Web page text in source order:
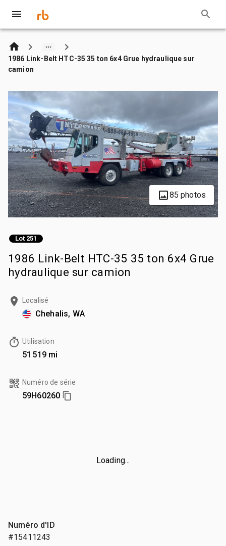
1986 Link-Belt HTC-35 35 ton 6x4 Grue hydraulique sur
camion
85 photos
Lot 251
1986 Link-Belt HTC-35 35 ton 6x4 Grue
hydraulique sur camion
Localisé
Chehalis, WA
Utilisation
51 519 mi
Numéro de série
59H60260
Loading...
Numéro d'ID
#15411243